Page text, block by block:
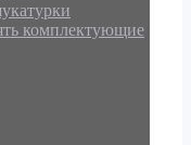
комплектующие